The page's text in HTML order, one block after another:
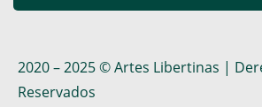
2020 – 2025 © Artes Libertinas |
Reservados